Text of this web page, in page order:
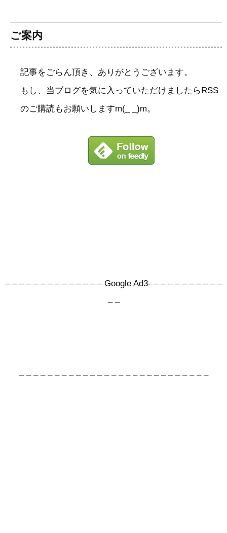
ご案内
記事をごらん頂き、ありがとうございます。
もし、当ブログを気に入っていただけましたらRSS
のご購読もお願いしますm(_ _)m。
– – – – – – – – – – – – – – Google Ad3- – – – – – – – – – –
– –
– – – – – – – – – – – – – – – – – – – – – – – – – – –